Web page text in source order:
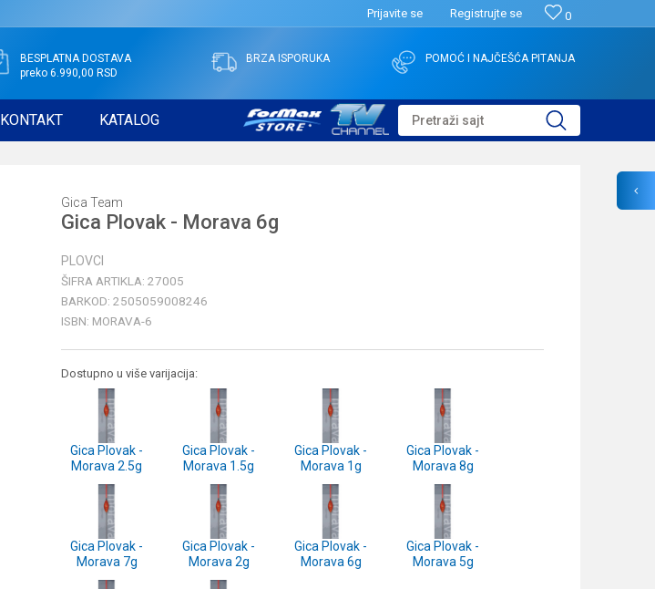
0
Prijavite se Registrujte se
BESPLATNA DOSTAVA
preko 6.990,00 RSD
BRZA ISPORUKA POMOĆ I NAJČEŠĆA PITANJA
KONTAKT KATALOG Pretraži sajt
Gica Team
Gica Plovak - Morava 6g
PLOVCI
ŠIFRA ARTIKLA: 27005
BARKOD: 2505059008246
ISBN: MORAVA-6
Dostupno u više varijacija:
Gica Plovak -
Morava 2.5g
Gica Plovak -
Morava 1.5g
Gica Plovak -
Morava 1g
Gica Plovak -
Morava 8g
Gica Plovak -
Morava 7g
Gica Plovak -
Morava 2g
Gica Plovak -
Morava 6g
Gica Plovak -
Morava 5g